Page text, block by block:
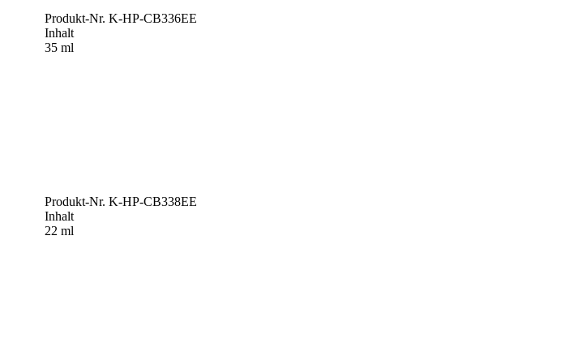
Produkt-Nr. K-HP-CB336EE
Inhalt
35 ml
Produkt-Nr. K-HP-CB338EE
Inhalt
22 ml